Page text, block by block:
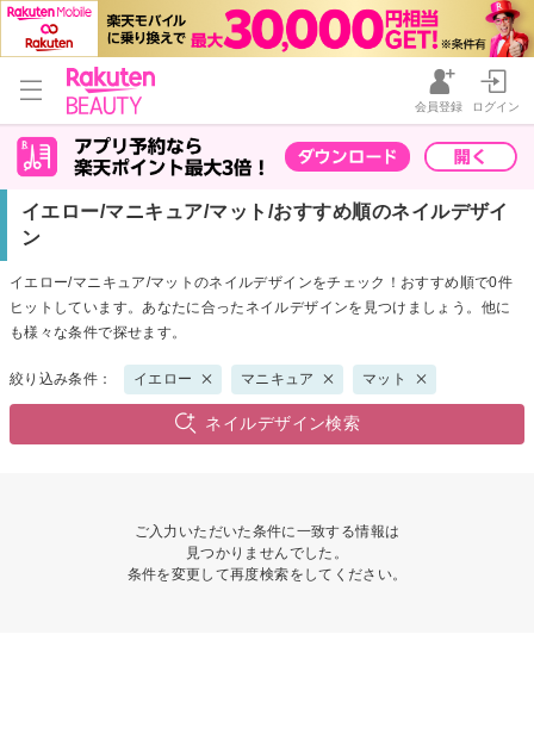
会員登録 ログイン
イエロー/マニキュア/マット/おすすめ順のネイルデザイ
ン
イエロー/マニキュア/マットのネイルデザインをチェック！おすすめ順で0件
ヒットしています。あなたに合ったネイルデザインを見つけましょう。他に
も様々な条件で探せます。
絞り込み条件： イエロー マニキュア マット
ネイルデザイン検索
ご入力いただいた条件に一致する情報は
見つかりませんでした。
条件を変更して再度検索をしてください。